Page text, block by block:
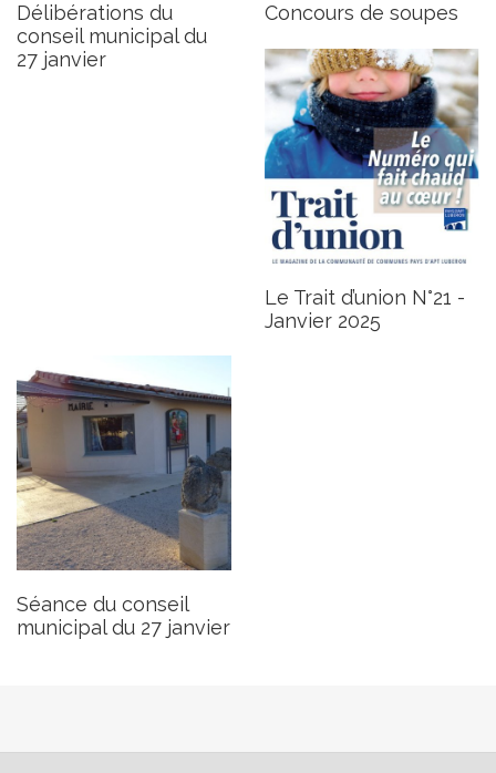
Délibérations du
conseil municipal du
27 janvier
Concours de soupes
Le Trait d’union N°21 -
Janvier 2025
Séance du conseil
municipal du 27 janvier